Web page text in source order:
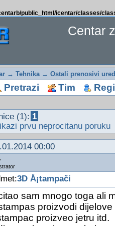
public_html/icentar/classes/
Centar
→ Tehnika→ Ostali prenosivi
Pretrazi Tim
(1): 1
prvu neprocitanu poruku
00:00
3D Å¡tampači
sam mnogo toga ali
proizvodi dijelove
proizveo jetru itd.